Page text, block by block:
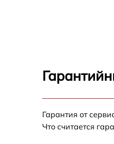
Замена
Гарантия от
Что считается